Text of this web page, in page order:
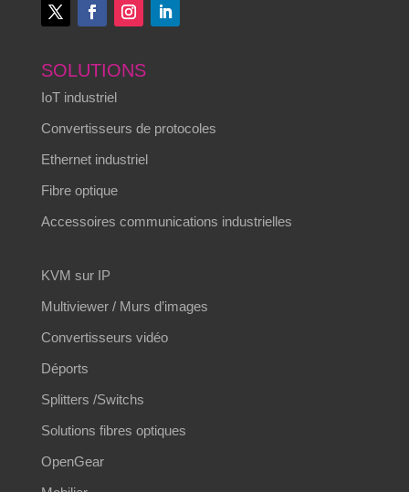
SOLUTIONS
IoT industriel
Convertisseurs de protocoles
Ethernet industriel
Fibre optique
Accessoires communications industrielles
KVM sur IP
Multiviewer / Murs d’images
Convertisseurs vidéo
Déports
Splitters /Switchs
Solutions fibres optiques
OpenGear